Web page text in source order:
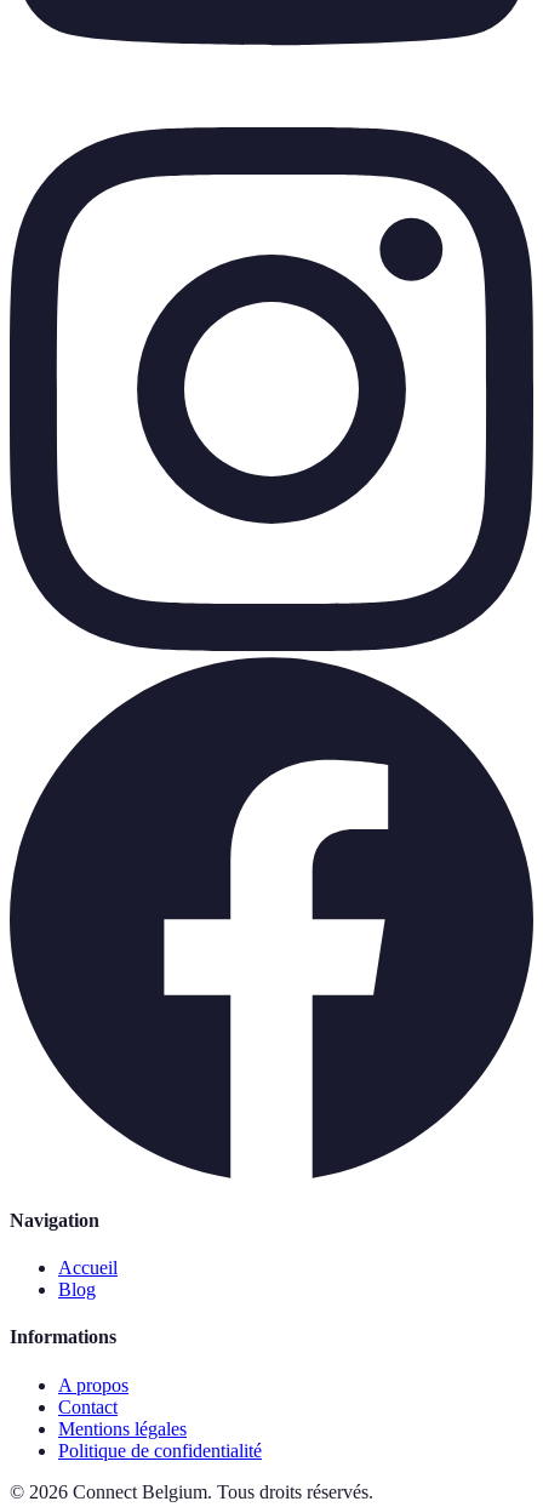
Navigation
Accueil
Blog
Informations
A propos
Contact
Mentions légales
Politique de confidentialité
© 2026 Connect Belgium. Tous droits réservés.